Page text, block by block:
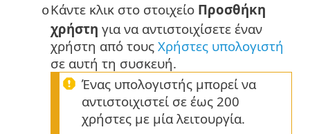
oΚάντε κλικ στο στοιχείο Προσθήκη
χρήστη για να αντιστοιχίσετε έναν
χρήστη από τους Χρήστες υπολογιστή
σε αυτή τη συσκευή.
Ένας υπολογιστής μπορεί να
αντιστοιχιστεί σε έως 200
χρήστες με μία λειτουργία.